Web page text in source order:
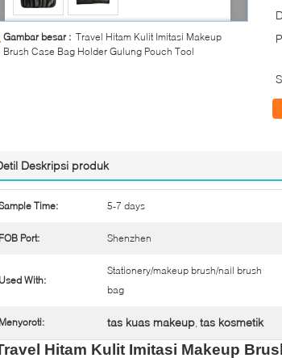
Gambar besar : Travel Hitam Kulit Imitasi Makeup
Brush Case Bag Holder Gulung Pouch Tool
Deskripsi produk
Time: 5-7 days
FOB Port: Shenzhen
Used With:
Stationery/makeup brush/nail brush
bag
Menyoroti: tas kuas makeup, tas kosmetik
Hitam Kulit Imitasi Makeup